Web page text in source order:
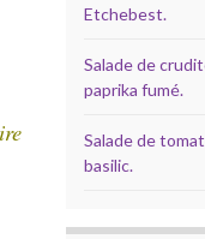
Etchebest.
Salade de
paprika fumé.
Salade de
basilic.